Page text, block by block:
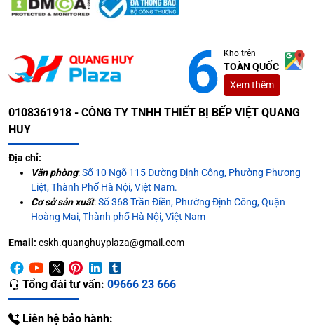
Kho trên
TOÀN QUỐC
Xem thêm
0108361918 - CÔNG TY TNHH THIẾT BỊ BẾP VIỆT QUANG
HUY
Địa chỉ:
Văn phòng:Số 10 Ngõ 115 Đường Định Công, Phường Phương
Liệt, Thành Phố Hà Nội, Việt Nam.
Cơ sở sản xuất:Số 368 Trần Điền, Phường Định Công, Quận
Hoàng Mai, Thành phố Hà Nội, Việt Nam
Email: cskh.quanghuyplaza@gmail.com
Tổng đài tư vấn: 09666 23 666
Liên hệ bảo hành: